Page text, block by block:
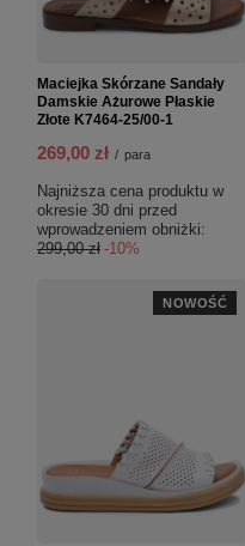
Maciejka Skórzane Sandały
Damskie Ażurowe Płaskie
Złote K7464-25/00-1
269,00 zł / para
Najniższa cena produktu w
okresie 30 dni przed
wprowadzeniem obniżki:
299,00 zł -10%
NOWOŚĆ